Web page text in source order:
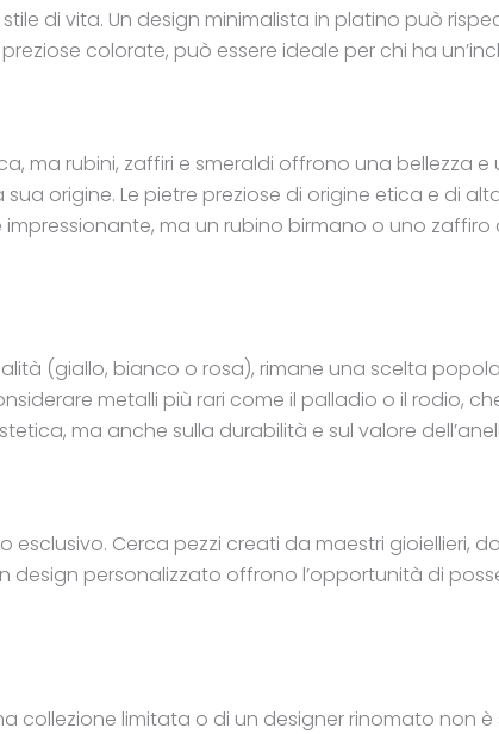
di vita. Un design minimalista in platino può
colorate, può essere ideale per chi ha
ma rubini, zaffiri e smeraldi offrono una bellezza
origine. Le pietre preziose di origine etica e di
ma un rubino birmano o uno
(giallo, bianco o rosa), rimane una scelta
metalli più rari come il palladio o il rodio,
ma anche sulla durabilità e sul valore
Cerca pezzi creati da maestri gioiellieri,
design personalizzato offrono l’opportunità di
collezione limitata o di un designer rinomato non